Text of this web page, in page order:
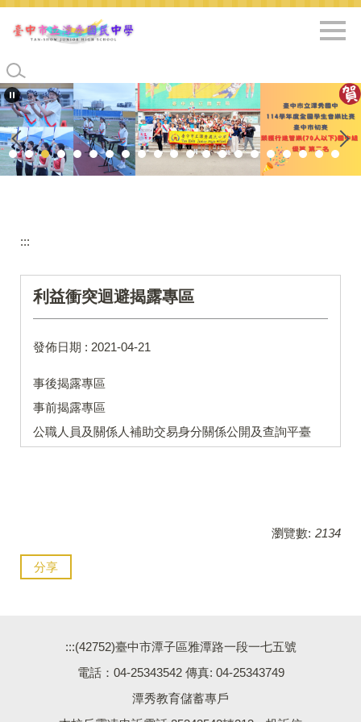
跳
到
要
內
容
區
:::
利益衝突迴避揭露專區
發佈日期 : 2021-04-21
事後揭露專區
事前揭露專區
公職人員及關係人補助交易身分關係公開及查詢平臺
瀏覽數: 2134
分享
:::(42752)臺中市潭子區雅潭路一段一七五號
電話：04-25343542 傳真: 04-25343749
潭秀教育儲蓄專戶